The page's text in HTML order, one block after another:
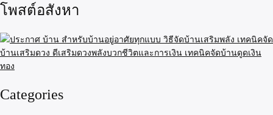
โพสต์อสังหา
Categories